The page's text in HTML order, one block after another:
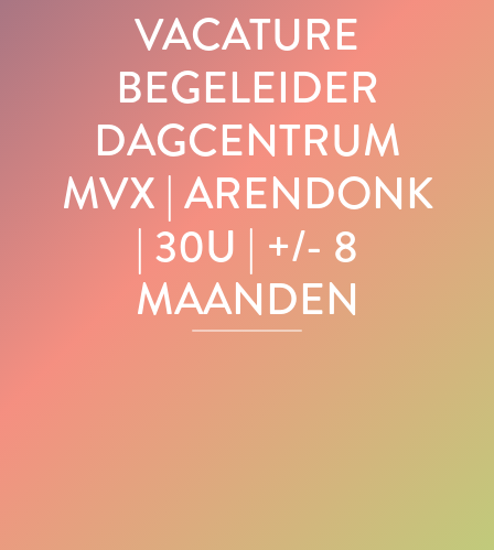
VACATURE
BEGELEIDER
DAGCENTRUM
MVX | ARENDONK
| 30U | +/- 8
MAANDEN